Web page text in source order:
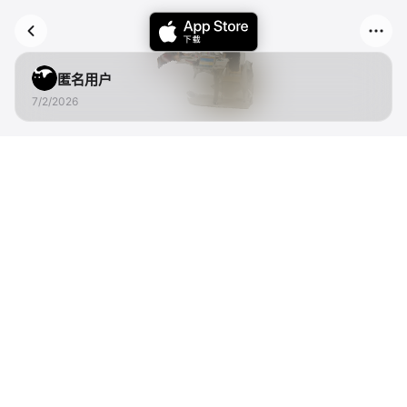
匿名用户
7/2/2026